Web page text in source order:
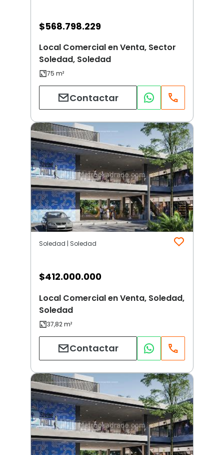
$568.798.229
Local Comercial en Venta, Sector
Soledad, Soledad
Contactar
Soledad | Soledad
$412.000.000
Local Comercial en Venta, Soledad,
Soledad
Contactar